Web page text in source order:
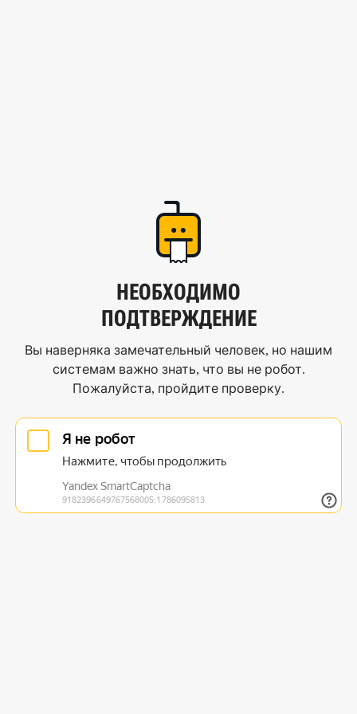
НЕОБХОДИМО
ПОДТВЕРЖДЕНИЕ
Вы наверняка замечательный человек, но нашим
системам важно знать, что вы не робот.
Пожалуйста, пройдите проверку.